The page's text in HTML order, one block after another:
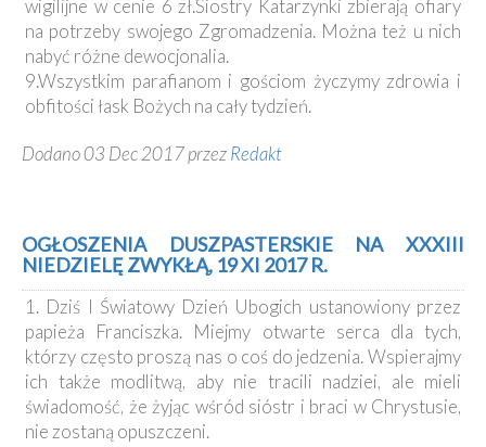
wigilijne w cenie 6 zł.Siostry Katarzynki zbierają ofiary
na potrzeby swojego Zgromadzenia. Można też u nich
nabyć różne dewocjonalia.
9.Wszystkim parafianom i gościom życzymy zdrowia i
obfitości łask Bożych na cały tydzień.
Dodano 03 Dec 2017 przezRedakt
OGŁOSZENIA DUSZPASTERSKIE NA XXXIII
NIEDZIELĘ ZWYKŁĄ, 19 XI 2017 R.
1. Dziś I Światowy Dzień Ubogich ustanowiony przez
papieża Franciszka. Miejmy otwarte serca dla tych,
którzy często proszą nas o coś do jedzenia. Wspierajmy
ich także modlitwą, aby nie tracili nadziei, ale mieli
świadomość, że żyjąc wśród sióstr i braci w Chrystusie,
nie zostaną opuszczeni.